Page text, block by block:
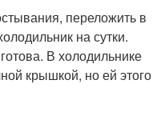
переложить в
на сутки.
В холодильнике
крышкой, но ей этого